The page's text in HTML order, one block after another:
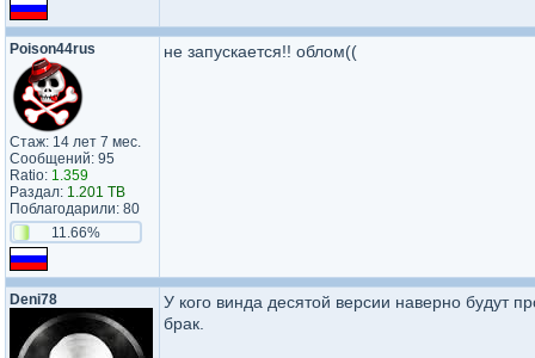
Poison44rus
Стаж: 14 лет 7 мес.
Сообщений: 95
Ratio: 1.359
Раздал: 1.201 TB
Поблагодарили: 80
11.66%
не запускается!! облом((
Deni78
У кого винда десятой версии наверно будут
брак.